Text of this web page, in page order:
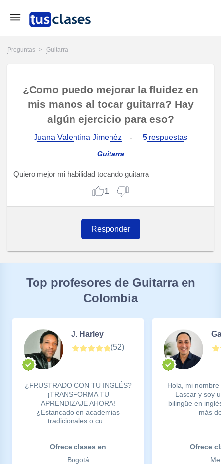
Preguntas > Guitarra
¿Como puedo mejorar la fluidez en
mis manos al tocar guitarra? Hay
algún ejercicio para eso?
Juana Valentina Jimenéz 5 respuestas
Guitarra
Quiero mejor mi habilidad tocando guitarra
1
Responder
Top profesores de Guitarra en
Colombia
J. Harley
(52)
¿FRUSTRADO CON TU INGLÉS?
¡TRANSFORMA TU
APRENDIZAJE AHORA!
¿Estancado en academias
tradicionales o cu...
Ofrece clases en
Bogotá
Hola, mi
Lascar y soy
bilingüe en
más
Ofrece